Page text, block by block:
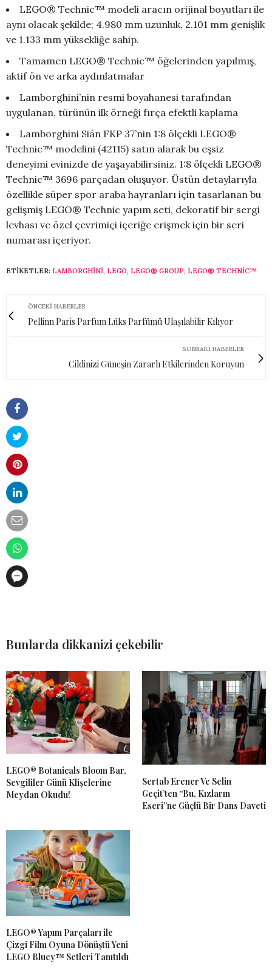
LEGO® Technic™ modeli aracın orijinal boyutları ile
aynı olacak şekilde; 4.980 mm uzunluk, 2.101 mm genişlik
ve 1.133 mm yüksekliğe sahip.
Tamamen LEGO® Technic™ öğelerinden yapılmış,
aktif ön ve arka aydınlatmalar
Lamborghini’nin resmi boyahanesi tarafından
uygulanan, türünün ilk örneği fırça efektli kaplama
Lamborghini Sián FKP 37’nin 1:8 ölçekli LEGO®
Technic™ modelini (42115) satın alarak bu eşsiz
deneyimi evinizde de yaşayabilirsiniz. 1:8 ölçekli LEGO®
Technic™ 3696 parçadan oluşuyor. Üstün detaylarıyla
özellikle süper spor araba hayranları için tasarlanan bu
gelişmiş LEGO® Technic yapım seti, dekoratif bir sergi
levhası ve özel çevrimiçi içeriğe erişmek için bir seri
numarası içeriyor.
ETIKETLER: LAMBORGHINI, LEGO, LEGO® GROUP, LEGO® TECHNIC™
ÖNCEKI HABERLER
Pellinn Paris Parfum Lüks Parfümü Ulaşılabilir Kılıyor
SONRAKI HABERLER
Cildinizi Güneşin Zararlı Etkilerinden Koruyun
Bunlarda dikkanizi çekebilir
LEGO® Botanicals Bloom Bar,
Sevgililer Günü Klişelerine
Meydan Okudu!
Sertab Erener Ve Selin
Geçit’ten “Bu, Kızların
Eseri”ne Güçlü Bir Dans Daveti
LEGO® Yapım Parçaları ile
Çizgi Film Oyuna Dönüştü Yeni
LEGO Bluey™ Setleri Tanıtıldı